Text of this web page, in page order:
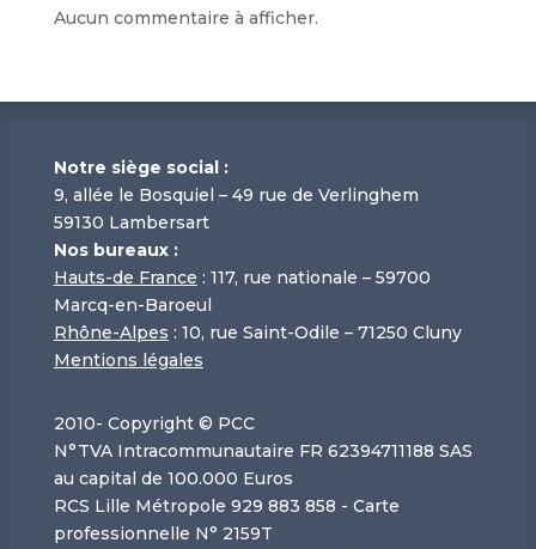
Aucun commentaire à afficher.
Notre siège social :
9, allée le Bosquiel – 49 rue de Verlinghem
59130 Lambersart
Nos bureaux :
Hauts-de France : 117, rue nationale – 59700
Marcq-en-Baroeul
Rhône-Alpes : 10, rue Saint-Odile – 71250 Cluny
Mentions légales
2010- Copyright © PCC
N°TVA Intracommunautaire FR 62394711188 SAS
au capital de 100.000 Euros
RCS Lille Métropole 929 883 858 - Carte
professionnelle N° 2159T